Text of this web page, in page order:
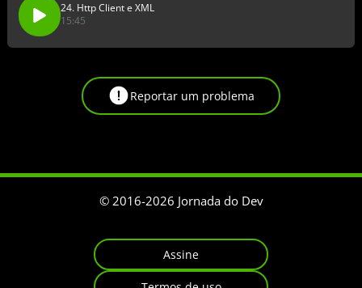
24. Http Client e XML
15:45
Reportar um problema
© 2016-2026 Jornada do Dev
Assine